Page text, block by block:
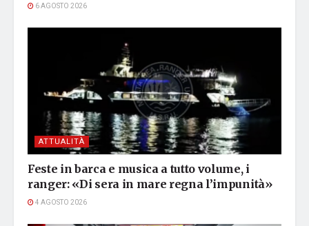
6 AGOSTO 2026
ATTUALITÀ
Feste in barca e musica a tutto volume, i
ranger: «Di sera in mare regna l’impunità»
4 AGOSTO 2026